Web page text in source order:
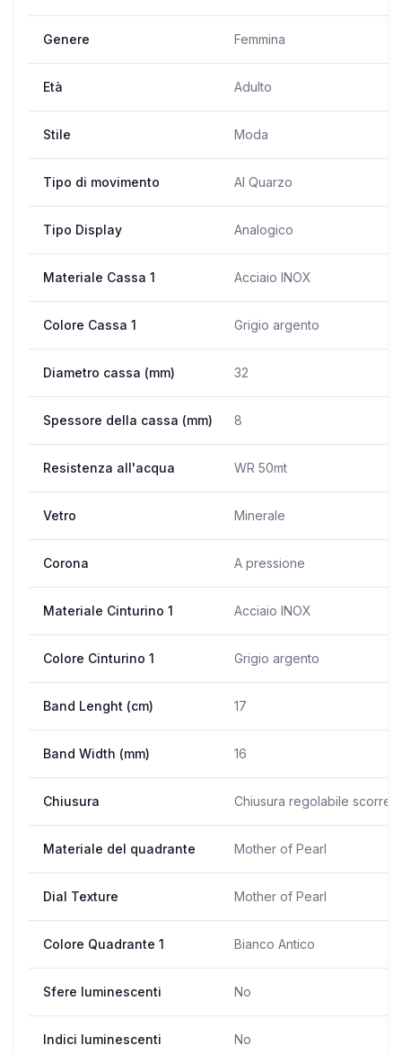
Genere Femmina
Età Adulto
Stile Moda
Tipo di movimento Al Quarzo
Tipo Display Analogico
Materiale Cassa 1 Acciaio INOX
Colore Cassa 1 Grigio argento
Diametro cassa (mm) 32
Spessore della cassa (mm) 8
Resistenza all'acqua WR 50mt
Vetro Minerale
Corona A pressione
Materiale Cinturino 1 Acciaio INOX
Colore Cinturino 1 Grigio argento
Band Lenght (cm) 17
Band Width (mm) 16
Chiusura Chiusura regolabile
Materiale del quadrante Mother of Pearl
Dial Texture Mother of Pearl
Colore Quadrante 1 Bianco Antico
Sfere luminescenti No
Indici luminescenti No